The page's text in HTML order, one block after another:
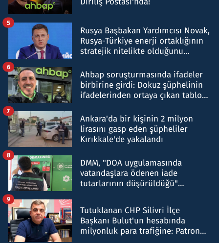
Rusya Başbakan Yardımcısı Novak,
Rusya-Türkiye enerji ortaklığının
stratejik nitelikte olduğunu
5
Ahbap soruşturmasında ifadeler
birbirine girdi: Dokuz şüphelinin
ifadelerinden ortaya çıkan tablo
6
Ankara'da bir kişinin 2 milyon
lirasını gasp eden şüpheliler
Kırıkkale'de yakalandı
7
DMM, "DOA uygulamasında
vatandaşlara ödenen iade
tutarlarının düşürüldüğü"
8
Tutuklanan CHP Silivri İlçe
Başkanı Bulut'un hesabında
milyonluk para trafiğine: Patron
9